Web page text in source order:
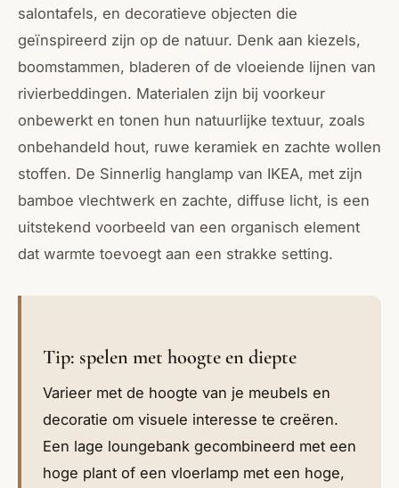
salontafels, en decoratieve objecten die
geïnspireerd zijn op de natuur. Denk aan kiezels,
boomstammen, bladeren of de vloeiende lijnen van
rivierbeddingen. Materialen zijn bij voorkeur
onbewerkt en tonen hun natuurlijke textuur, zoals
onbehandeld hout, ruwe keramiek en zachte wollen
stoffen. De Sinnerlig hanglamp van IKEA, met zijn
bamboe vlechtwerk en zachte, diffuse licht, is een
uitstekend voorbeeld van een organisch element
dat warmte toevoegt aan een strakke setting.
Tip: spelen met hoogte en diepte
Varieer met de hoogte van je meubels en
decoratie om visuele interesse te creëren.
Een lage loungebank gecombineerd met een
hoge plant of een vloerlamp met een hoge,